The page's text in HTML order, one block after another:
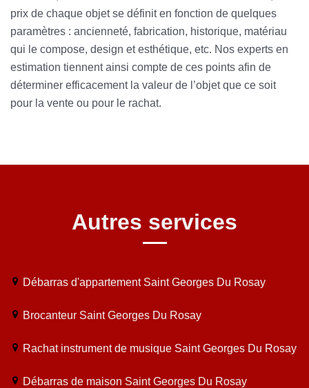
prix de chaque objet se définit en fonction de quelques
paramètres : ancienneté, fabrication, historique, matériau
qui le compose, design et esthétique, etc. Nos experts en
estimation tiennent ainsi compte de ces points afin de
déterminer efficacement la valeur de l’objet que ce soit
pour la vente ou pour le rachat.
Autres services
Débarras d'appartement Saint Georges Du Rosay
Brocanteur Saint Georges Du Rosay
Rachat instrument de musique Saint Georges Du Rosay
Débarras de maison Saint Georges Du Rosay